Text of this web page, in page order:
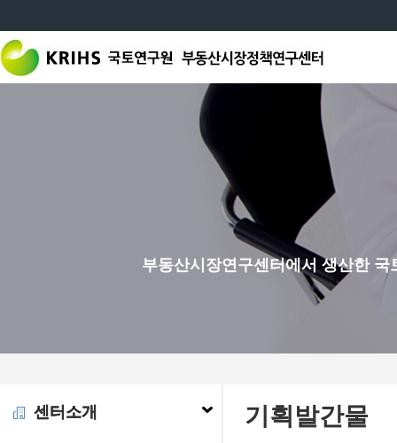
부동산시장연구센터에서 생산한
센터소개 기획발간물